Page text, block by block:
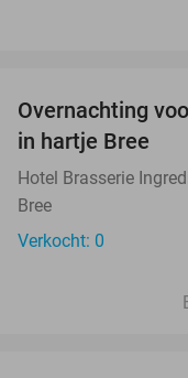
TODAY
Overnachting
in hartje Bree
Hotel Brasserie
Bree
Verkocht: 0